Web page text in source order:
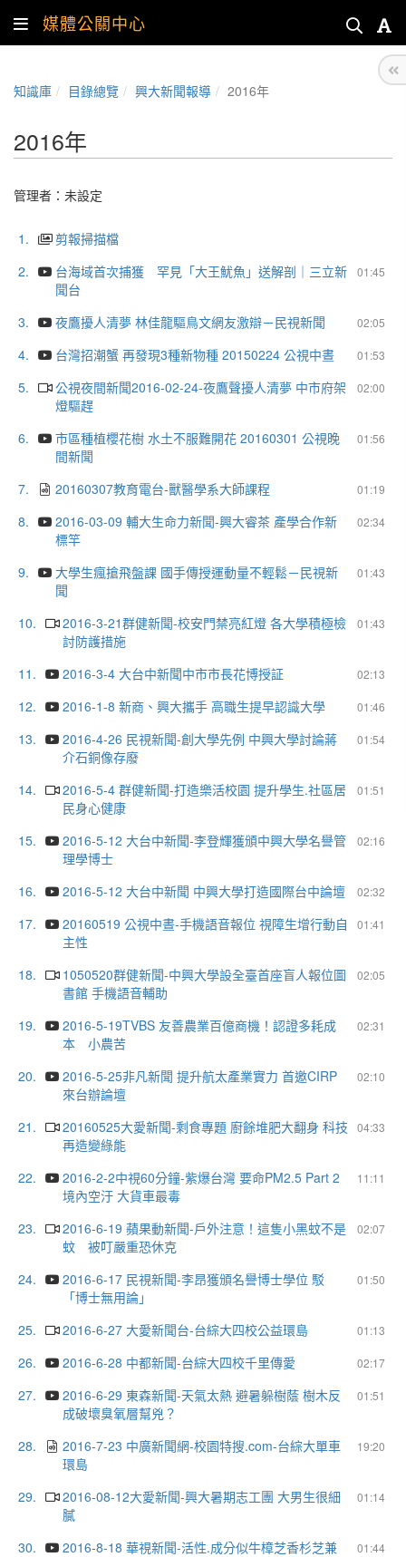
媒體公關中心
知識庫 目錄總覽 興大新聞報導 2016年
2016年
管理者：未設定
1.
剪報掃描檔
2.
01:45
台海域首次捕獲 罕見「大王魷魚」送解剖｜三立新
聞台
3.
02:05
夜鷹擾人清夢 林佳龍驅鳥文網友激辯－民視新聞
4.
01:53
台灣招潮蟹 再發現3種新物種 20150224 公視中晝
5.
02:00
公視夜間新聞2016-02-24-夜鷹聲擾人清夢 中市府架
燈驅趕
6.
01:56
市區種植櫻花樹 水土不服難開花 20160301 公視晚
間新聞
7.
01:19
20160307教育電台-獸醫學系大師課程
8.
02:34
2016-03-09 輔大生命力新聞-興大睿茶 產學合作新
標竿
9.
01:43
大學生瘋搶飛盤課 國手傳授運動量不輕鬆－民視新
聞
10.
01:43
2016-3-21群健新聞-校安門禁亮紅燈 各大學積極檢
討防護措施
11.
02:13
2016-3-4 大台中新聞中市市長花博授証
12.
01:46
2016-1-8 新商、興大攜手 高職生提早認識大學
13.
01:54
2016-4-26 民視新聞-創大學先例 中興大學討論蔣
介石銅像存廢
14.
01:51
2016-5-4 群健新聞-打造樂活校園 提升學生.社區居
民身心健康
15.
02:16
2016-5-12 大台中新聞-李登輝獲頒中興大學名譽管
理學博士
16.
02:32
2016-5-12 大台中新聞 中興大學打造國際台中論壇
17.
01:41
20160519 公視中晝-手機語音報位 視障生增行動自
主性
18.
02:05
1050520群健新聞-中興大學設全臺首座盲人報位圖
書館 手機語音輔助
19.
02:31
2016-5-19TVBS 友善農業百億商機！認證多耗成
本 小農苦
20.
02:10
2016-5-25非凡新聞 提升航太產業實力 首邀CIRP
來台辦論壇
21.
04:33
20160525大愛新聞-剩食專題 廚餘堆肥大翻身 科技
再造變綠能
22.
11:11
2016-2-2中視60分鐘-紫爆台灣 要命PM2.5 Part 2
境內空汙 大貨車最毒
23.
02:07
2016-6-19 蘋果動新聞-戶外注意！這隻小黑蚊不是
蚊 被叮嚴重恐休克
24.
01:50
2016-6-17 民視新聞-李昂獲頒名譽博士學位 駁
「博士無用論」
25.
01:13
2016-6-27 大愛新聞台-台綜大四校公益環島
26.
02:17
2016-6-28 中都新聞-台綜大四校千里傳愛
27.
01:51
2016-6-29 東森新聞-天氣太熱 避暑躲樹蔭 樹木反
成破壞臭氧層幫兇？
28.
19:20
2016-7-23 中廣新聞網-校園特搜.com-台綜大單車
環島
29.
01:14
2016-08-12大愛新聞-興大暑期志工團 大男生很細
膩
30.
01:44
2016-8-18 華視新聞-活性.成分似牛樟芝香杉芝兼